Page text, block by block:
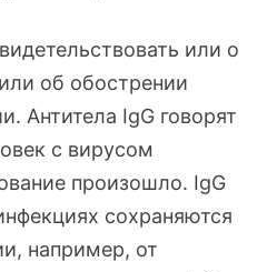
или о
об обострении
Антитела IgG говорят
с вирусом
произошло. IgG
сохраняются
например, от